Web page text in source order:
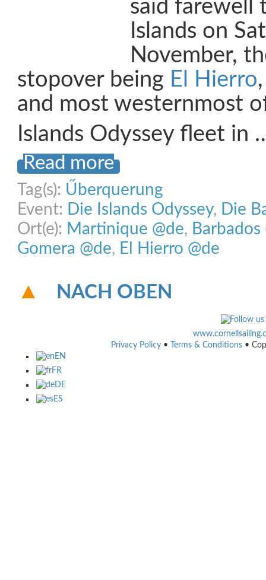
said farewell
Islands on
November,
stopover being El Hierro
and most westernmost
Islands Odyssey fleet in
Read more
Tag(s): Űberquerung
Event: Die Islands Odyssey, Die
Ort(e): Martinique @de, Barbados
Gomera @de, El Hierro @de
NACH OBEN
Privacy Policy • Terms & Conditions •
EN
FR
DE
ES